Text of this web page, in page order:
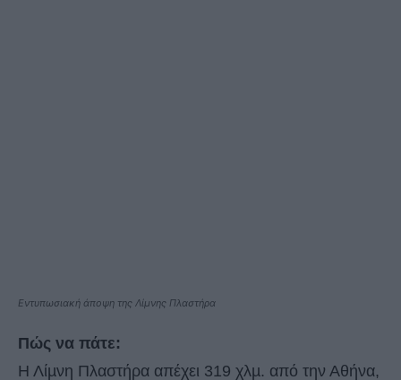
Εντυπωσιακή άποψη της Λίμνης Πλαστήρα
Πώς να πάτε:
Η Λίµνη Πλαστήρα απέχει 319 χλµ. από την Αθήνα,